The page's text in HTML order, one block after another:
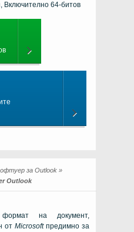
Включително 64-битов
за Outlook »
Outlook
на документ,
от Microsoftпредимно за